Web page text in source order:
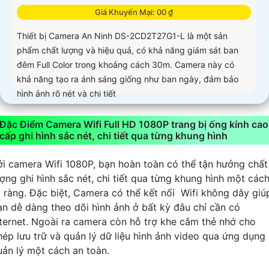
Giá Khuyến Mại: 00 ₫
Thiết bị Camera An Ninh DS-2CD2T27G1-L là một sản
phẩm chất lượng và hiệu quả, có khả năng giám sát ban
đêm Full Color trong khoảng cách 30m. Camera này có
khả năng tạo ra ánh sáng giống như ban ngày, đảm bảo
hình ảnh rõ nét và chi tiết
Đặc Điểm Camera Wifi Full HD 1080P trang bị ống kính cao
cấp ghi hình sắc nét, chi tiết qua từng khung hình
camera Wifi 1080P, bạn hoàn toàn có thể tận hưởng chất
ghi hình sắc nét, chi tiết qua từng khung hình một cách
ràng. Đặc biệt, Camera có thể kết nối Wifi không dây
dễ dàng theo dõi hình ảnh ở bất kỳ đâu chỉ cần có
Ngoài ra camera còn hỗ trợ khe cắm thẻ nhớ cho
lưu trữ và quản lý dữ liệu hình ảnh video qua ứng dụng
lý một cách an toàn.